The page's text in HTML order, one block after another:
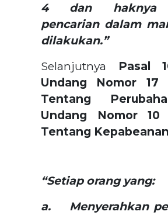
4 dan haknya
pencarian dalam
dilakukan.”
Selanjutnya Pasal
Undang Nomor 17
Tentang
Undang Nomor 10
Tentang Kepabeanan
“Setiap orang yang:
a. Menyerahkan